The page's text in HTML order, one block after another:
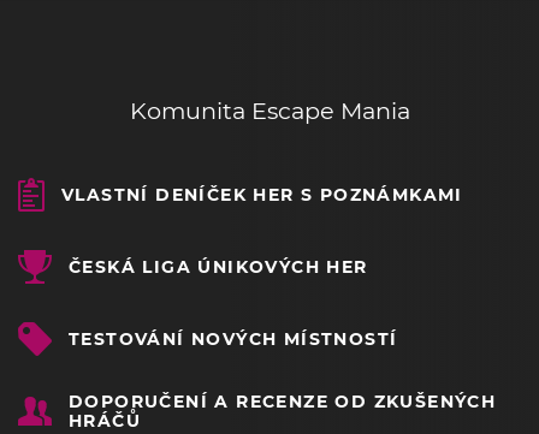
Komunita Escape Mania
VLASTNÍ DENÍČEK HER S POZNÁMKAMI
ČESKÁ LIGA ÚNIKOVÝCH HER
TESTOVÁNÍ NOVÝCH MÍSTNOSTÍ
DOPORUČENÍ A RECENZE OD ZKUŠENÝCH
HRÁČŮ